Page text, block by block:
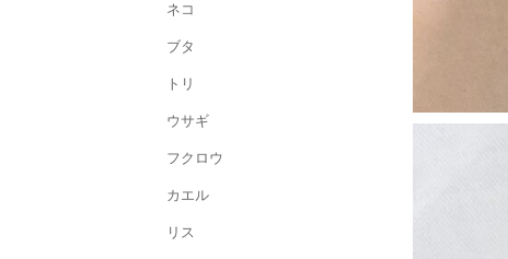
ネコ
ブタ
トリ
ウサギ
フクロウ
カエル
リス